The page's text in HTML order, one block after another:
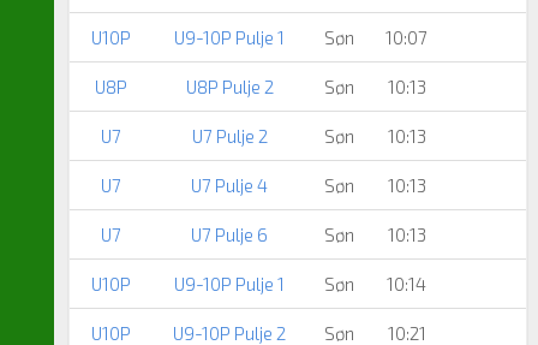
U10P U9-10P Pulje 1 Søn 10:07
U8P U8P Pulje 2 Søn 10:13
U7 U7 Pulje 2 Søn 10:13
U7 U7 Pulje 4 Søn 10:13
U7 U7 Pulje 6 Søn 10:13
U10P U9-10P Pulje 1 Søn 10:14
U10P U9-10P Pulje 2 Søn 10:21